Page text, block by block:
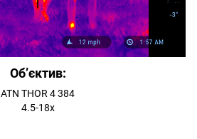
Об’єктив:
ATN THOR 4 384
4.5-18x